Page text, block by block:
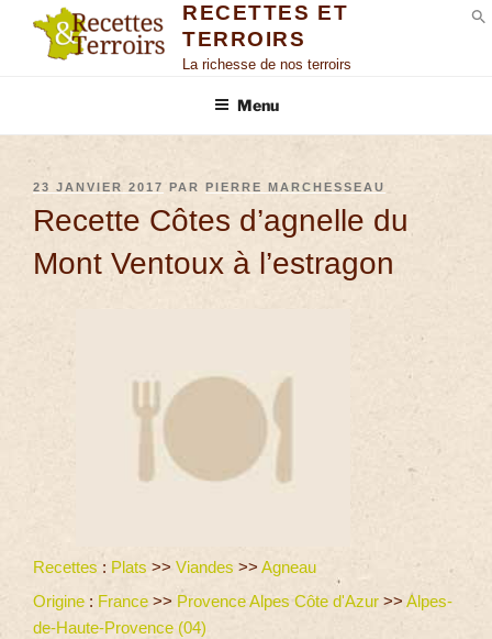
RECETTES ET
TERROIRS
La richesse de nos terroirs
Menu
23 JANVIER 2017 PAR PIERRE MARCHESSEAU
Recette Côtes d’agnelle du
Mont Ventoux à l’estragon
Recettes : Plats >> Viandes >> Agneau
Origine : France >> Provence Alpes Côte d'Azur >> Alpes-
de-Haute-Provence (04)